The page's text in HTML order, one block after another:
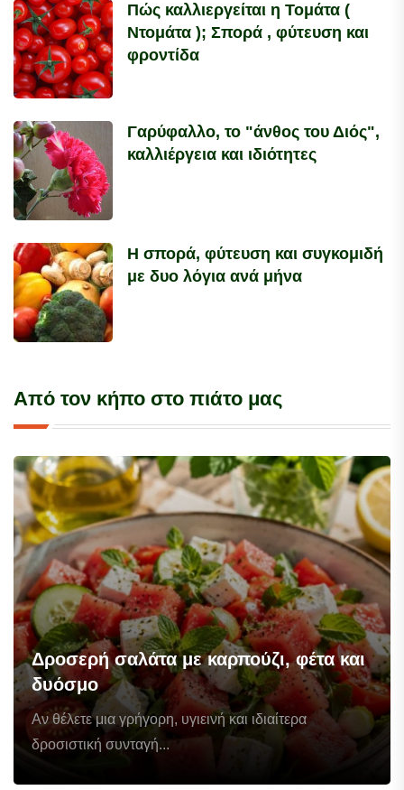
Πώς καλλιεργείται η Τομάτα (
Ντομάτα ); Σπορά , φύτευση και
φροντίδα
Γαρύφαλλο, το "άνθος του Διός",
καλλιέργεια και ιδιότητες
Η σπορά, φύτευση και συγκομιδή
με δυο λόγια ανά μήνα
Από τον κήπο στο πιάτο μας
Δροσερή σαλάτα με καρπούζι, φέτα και
δυόσμο
Αν θέλετε μια γρήγορη, υγιεινή και ιδιαίτερα
δροσιστική συνταγή...